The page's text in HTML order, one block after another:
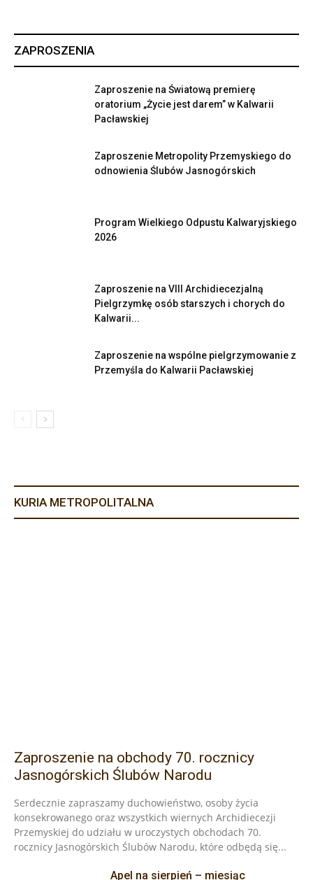
ZAPROSZENIA
Zaproszenie na Światową premierę
oratorium „Życie jest darem” w Kalwarii
Pacławskiej
Zaproszenie Metropolity Przemyskiego do
odnowienia Ślubów Jasnogórskich
Program Wielkiego Odpustu Kalwaryjskiego
2026
Zaproszenie na VIII Archidiecezjalną
Pielgrzymkę osób starszych i chorych do
Kalwarii...
Zaproszenie na wspólne pielgrzymowanie z
Przemyśla do Kalwarii Pacławskiej
KURIA METROPOLITALNA
Zaproszenie na obchody 70. rocznicy
Jasnogórskich Ślubów Narodu
Serdecznie zapraszamy duchowieństwo, osoby życia
konsekrowanego oraz wszystkich wiernych Archidiecezji
Przemyskiej do udziału w uroczystych obchodach 70.
rocznicy Jasnogórskich Ślubów Narodu, które odbędą się...
Apel na sierpień – miesiąc